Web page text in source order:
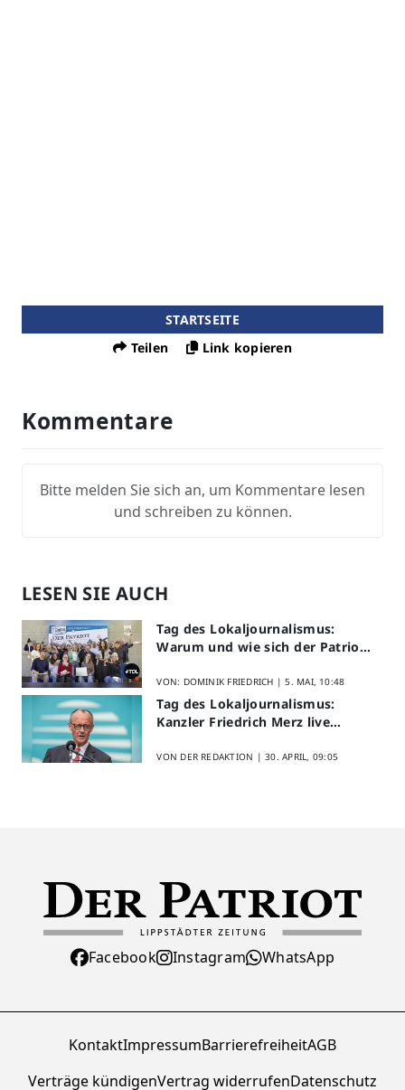
STARTSEITE
Teilen
Link kopieren
Kommentare
Bitte melden Sie sich an, um Kommentare lesen
und schreiben zu können.
LESEN SIE AUCH
Tag des Lokaljournalismus:
Warum und wie sich der Patriot
VON: DOMINIK FRIEDRICH |5. MAI, 10:48
Tag des Lokaljournalismus:
Kanzler Friedrich Merz live
VON DER REDAKTION |30. APRIL, 09:05
Facebook Instagram WhatsApp
KontaktImpressumBarrierefreiheitAGB
Verträge kündigenVertrag widerrufenDatenschutz